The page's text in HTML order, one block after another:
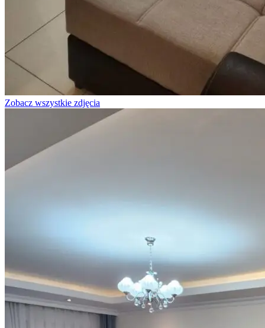
Zobacz wszystkie zdjęcia